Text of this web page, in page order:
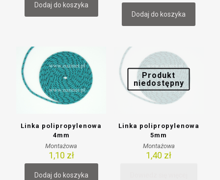
Dodaj do koszyka
Dodaj do koszyka
Linka polipropylenowa
4mm
Montażowa
1,10 zł
Dodaj do koszyka
Produkt
niedostępny
Linka polipropylenowa
5mm
Montażowa
1,40 zł